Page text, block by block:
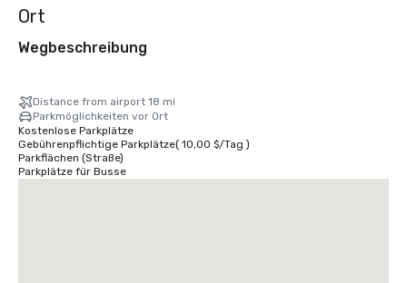
Ort
Wegbeschreibung
Distance from airport 18 mi
Parkmöglichkeiten vor Ort
Kostenlose Parkplätze
Gebührenpflichtige Parkplätze( 10,00 $/Tag )
Parkflächen (Straße)
Parkplätze für Busse